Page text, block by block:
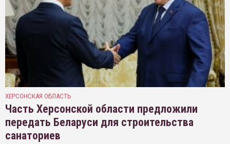
ХЕРСОНСКАЯ ОБЛАСТЬ
Часть Херсонской области предложили
передать Беларуси для строительства
санаториев